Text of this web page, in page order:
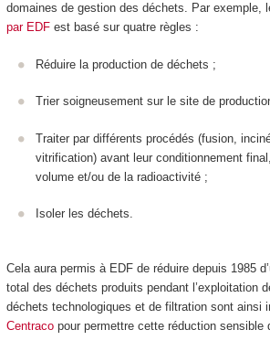
domaines de gestion des déchets. Par exemple,
par EDFest basé sur quatre règles :
Réduire la production de déchets ;
Trier soigneusement sur le site de
Traiter par différents procédés (fusion,
vitrification) avant leur conditionnement
volume et/ou de la radioactivité ;
Isoler les déchets.
Cela aura permis à EDF de réduire depuis 1985
total des déchets produits pendant l’exploitation
déchets technologiques et de filtration sont ainsi
Centracopour permettre cette réduction sensible